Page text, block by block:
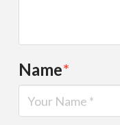
Name*